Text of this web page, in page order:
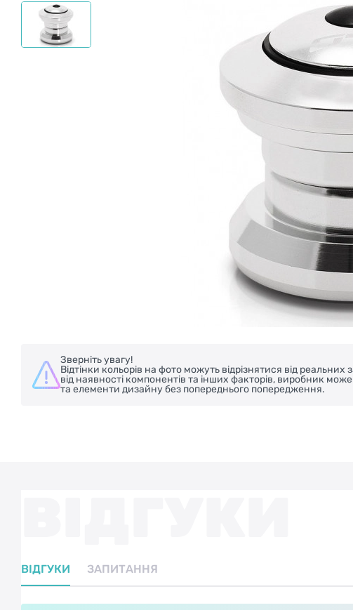
Зверніть увагу!
Відтінки кольорів на фото можуть відрізнятися від
від наявності компонентів та інших факторів, виробник
та елементи дизайну без попереднього попередження.
ВІДГУКИ ЗАПИТАННЯ